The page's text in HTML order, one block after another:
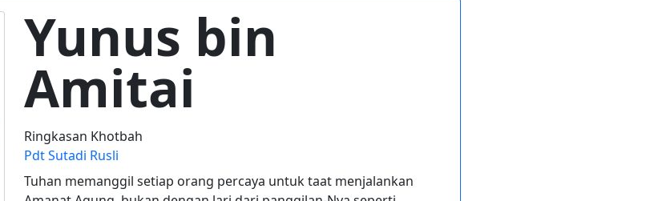
Yunus bin
Amitai
Ringkasan Khotbah
Pdt Sutadi Rusli
Tuhan memanggil setiap orang percaya untuk taat menjalankan